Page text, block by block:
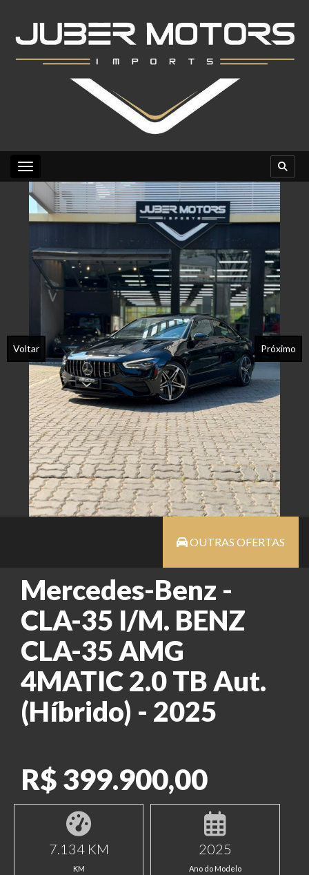
Toggle navigation
Voltar Próximo
OUTRAS OFERTAS
Mercedes-Benz -
CLA-35 I/M. BENZ
CLA-35 AMG
4MATIC 2.0 TB Aut.
(Híbrido) - 2025
R$ 399.900,00
7.134 KM
KM
2025
Ano do Modelo